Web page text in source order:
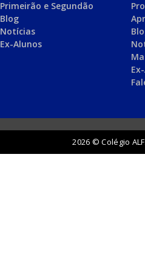
Primeirão e Segundão
Blog
Notícias
Ex-Alunos
2026 © Colégio